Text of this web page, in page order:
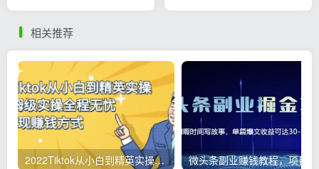
相关推荐
2022Tiktok从小白到精英实操，0-1保姆级实操全程无忧，多种变现赚钱方式